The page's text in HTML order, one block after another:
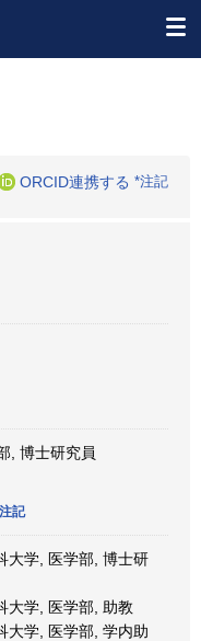
ORCID連携する *注記
, 博士研究員
記
大学, 医学部, 博士研
大学, 医学部, 助教
大学, 医学部, 学内助